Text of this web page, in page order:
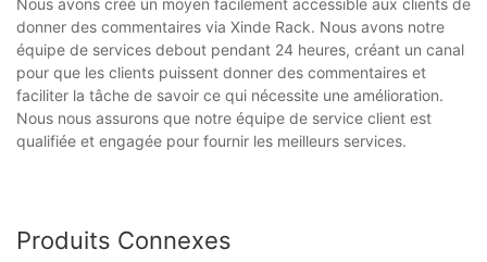
donner des commentaires via Xinde Rack. Nous avons notre
équipe de services debout pendant 24 heures, créant un canal
pour que les clients puissent donner des commentaires et
faciliter la tâche de savoir ce qui nécessite une amélioration.
Nous nous assurons que notre équipe de service client est
qualifiée et engagée pour fournir les meilleurs services.
Produits Connexes